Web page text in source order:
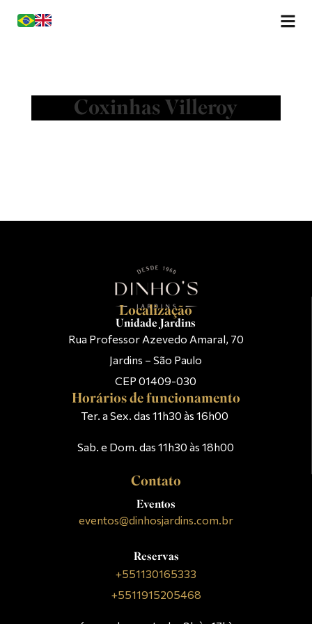
Coxinhas Villeroy
Localização
Unidade Jardins
Rua Professor Azevedo Amaral, 70
Jardins – São Paulo
CEP 01409-030
Horários de funcionamento
Ter. a Sex. das 11h30 às 16h00
Sab. e Dom. das 11h30 às 18h00
Contato
Eventos
eventos@dinhosjardins.com.br
Reservas
+551130165333
+5511915205468